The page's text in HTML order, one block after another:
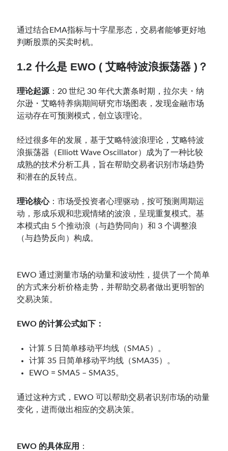
通过结合EMA指标与十字星形态，交易者能够更好地
判断股票的买卖时机。
1.2 什么是 EWO ( 艾略特波浪振荡器 )？
理论起源 ：20 世纪 30 年代大萧条时期，拉尔夫・纳
尔逊・艾略特养病期间研究市场图表，发现金融市场
运动存在可预测模式，创立该理论。
经过很多年的发展，基于艾略特波浪理论，艾略特波
浪振荡器（Elliott Wave Oscillator）成为了一种比较
成熟的技术分析工具，旨在帮助交易者识别市场趋势
和潜在的反转点。
理论核心：市场受投资者心理驱动，按可预测周期运
动，形成乐观和悲观情绪的波浪，呈现重复模式。基
本模式由 5 个推动浪（与趋势同向）和 3 个调整浪
（与趋势反向）构成。
EWO 通过测量市场的动量和波动性，提供了一个简单
的方式来分析价格走势，并帮助交易者做出更明智的
交易决策。
EWO 的计算公式如下：
计算 5 日简单移动平均线（SMA5）。
计算 35 日简单移动平均线（SMA35）。
EWO = SMA5 – SMA35。
通过这种方式，EWO 可以帮助交易者识别市场的动量
变化，进而做出相应的交易决策。
EWO 的具体应用 ：